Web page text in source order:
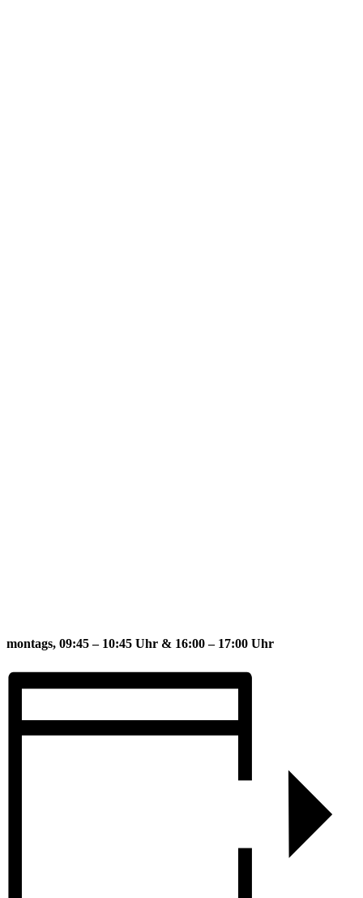
montags, 09:45 – 10:45 Uhr & 16:00 – 17:00 Uhr